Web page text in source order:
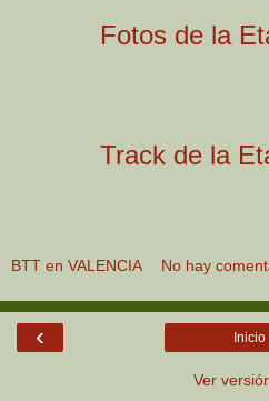
Fotos de la
Track de la
BTT en VALENCIA No hay
‹ Inicio
Ver